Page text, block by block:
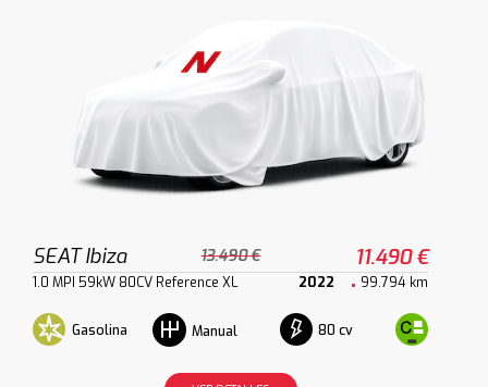
SEAT Ibiza 13.490 € 11.490 €
1.0 MPI 59kW 80CV Reference XL 2022 99.794 km
Gasolina Manual 80 cv